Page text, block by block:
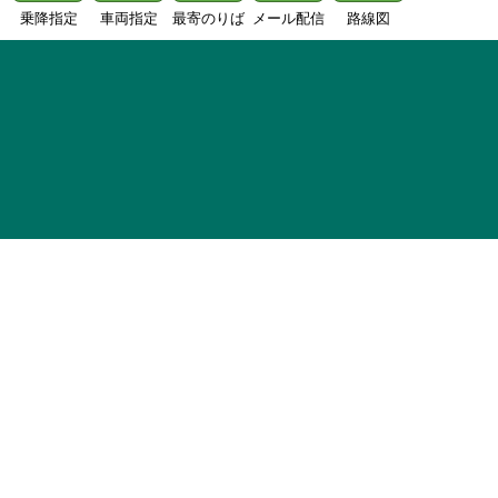
乗降指定 車両指定 最寄のりば メール配信 路線図